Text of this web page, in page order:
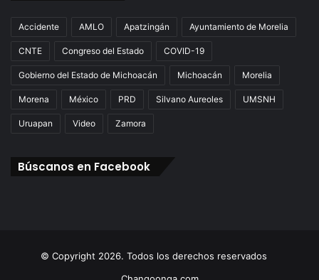
Accidente AMLO Apatzingán Ayuntamiento de Morelia
CNTE Congreso del Estado COVID-19
Gobierno del Estado de Michoacán Michoacán Morelia
Morena México PRD Silvano Aureoles UMSNH
Uruapan Video Zamora
Búscanos en Facebook
© Copyright 2026. Todos los derechos reservados